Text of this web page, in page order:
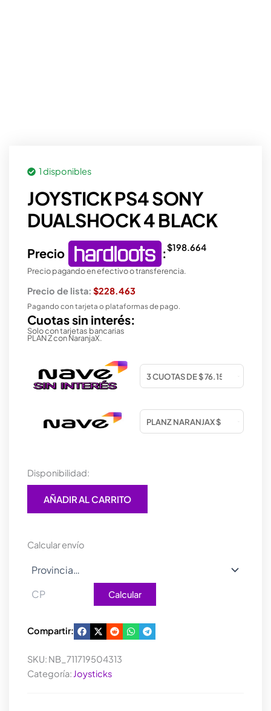
1 disponibles
JOYSTICK PS4 SONY
DUALSHOCK 4 BLACK
Precio :$198.664
Precio pagando en efectivo o transferencia.
Precio de lista: $228.463
Pagando con tarjeta o plataformas de pago.
Cuotas sin interés:
Solo con tarjetas bancarias
PLAN Z con NaranjaX.
Disponibilidad:
JOYSTICK
PS4
SONY
cantidad
AÑADIR AL CARRITO
Calcular envío
Calcular
Compartir:
SKU: NB_711719504313
Categoría: Joysticks